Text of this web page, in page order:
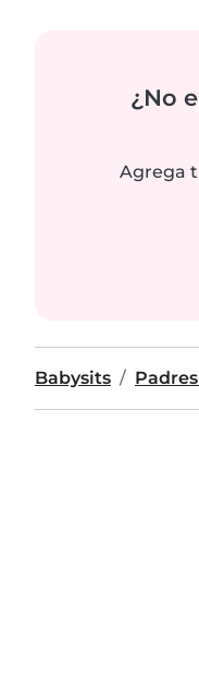
¿No
Agrega
Babysits